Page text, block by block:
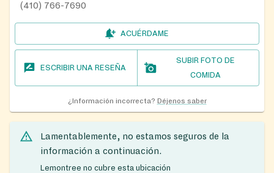
(410) 766-7690
ACUÉRDAME
ESCRIBIR UNA RESEÑA
SUBIR FOTO DE
COMIDA
¿Información incorrecta? Déjenos saber
Lamentablemente, no estamos seguros de la
información a continuación.
Lemontree no cubre esta ubicación